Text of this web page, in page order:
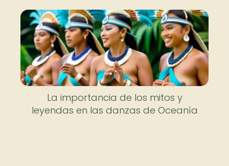
La importancia de los mitos y
leyendas en las danzas de Oceanía